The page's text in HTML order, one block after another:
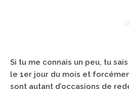
Si tu me connais un peu, tu
le 1er jour du mois et
sont autant d’occasions de